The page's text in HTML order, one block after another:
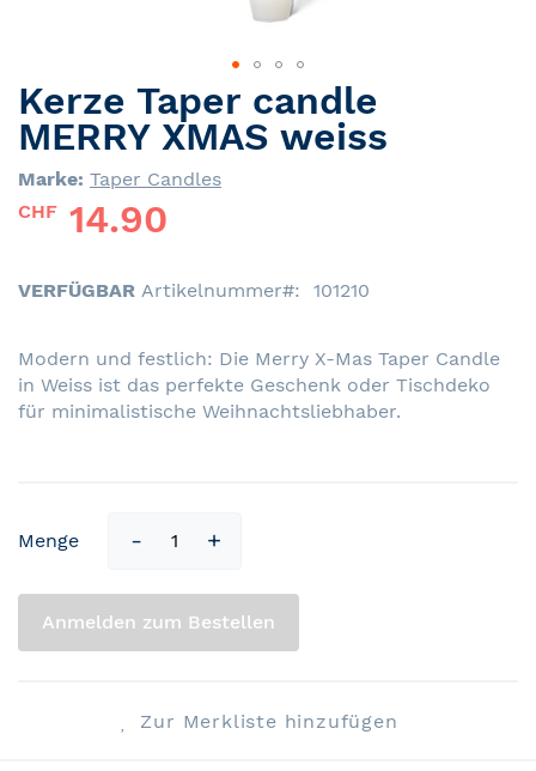
Skip
to
the
beginning
the
gallery
Kerze Taper candle
MERRY XMAS weiss
Marke: Taper Candles
CHF 14.90
VERFÜGBAR Artikelnummer 101210
Modern und festlich: Die Merry X-Mas Taper Candle
in Weiss ist das perfekte Geschenk oder Tischdeko
für minimalistische Weihnachtsliebhaber.
Menge
Anmelden zum Bestellen
Zur Merkliste hinzufügen